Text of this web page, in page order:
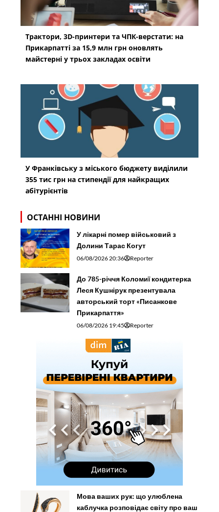
Трактори, 3D-принтери та ЧПК-верстати: на
Прикарпатті за 15,9 млн грн оновлять
майстерні у трьох закладах освіти
У Франківську з міського бюджету виділили
355 тис грн на стипендії для найкращих
абітурієнтів
ОСТАННІ НОВИНИ
У лікарні помер військовий з
Долини Тарас Когут
06/08/2026 20:36 Reporter
До 785-річчя Коломиї кондитерка
Леся Кушнірук презентувала
авторський торт «Писанкове
Прикарпаття»
06/08/2026 19:45 Reporter
Мова ваших рук: що улюблена
каблучка розповідає світу про ваш